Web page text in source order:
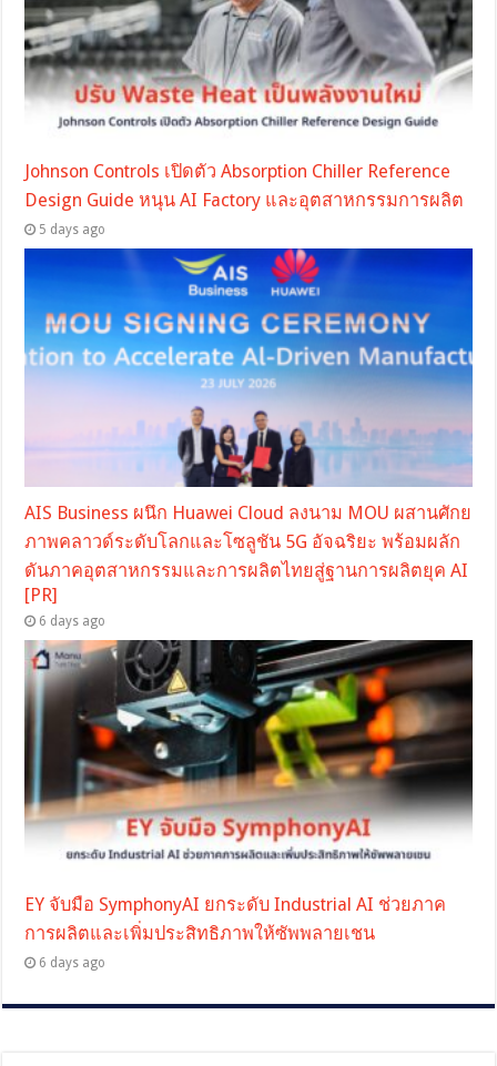
Johnson Controls เปิดตัว Absorption Chiller Reference
Design Guide หนุน AI Factory และอุตสาหกรรมการผลิต
5 days ago
AIS Business ผนึก Huawei Cloud ลงนาม MOU ผสานศักย
ภาพคลาวด์ระดับโลกและโซลูชัน 5G อัจฉริยะ พร้อมผลัก
ดันภาคอุตสาหกรรมและการผลิตไทยสู่ฐานการผลิตยุค AI
[PR]
6 days ago
EY จับมือ SymphonyAI ยกระดับ Industrial AI ช่วยภาค
การผลิตและเพิ่มประสิทธิภาพให้ซัพพลายเชน
6 days ago